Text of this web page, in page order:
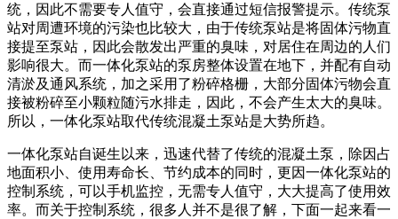
统，因此不需要专人值守，会直接通过短信报警提示。传统泵
站对周遭环境的污染也比较大，由于传统泵站是将固体污物直
接提至泵站，因此会散发出严重的臭味，对居住在周边的人们
影响很大。而一体化泵站的泵房整体设置在地下，并配有自动
清淤及通风系统，加之采用了粉碎格栅，大部分固体污物会直
接被粉碎至小颗粒随污水排走，因此，不会产生太大的臭味。
所以，一体化泵站取代传统混凝土泵站是大势所趋。
一体化泵站自诞生以来，迅速代替了传统的混凝土泵，除因占
地面积小、使用寿命长、节约成本的同时，更因一体化泵站的
控制系统，可以手机监控，无需专人值守，大大提高了使用效
率。而关于控制系统，很多人并不是很了解，下面一起来看一